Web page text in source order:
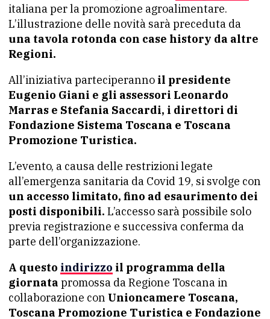
italiana per la promozione agroalimentare.
L’illustrazione delle novità sarà preceduta da
una tavola rotonda con case history da altre
Regioni.
All’iniziativa parteciperanno il presidente
Eugenio Giani e gli assessori Leonardo
Marras e Stefania Saccardi, i direttori di
Fondazione Sistema Toscana e Toscana
Promozione Turistica.
L’evento, a causa delle restrizioni legate
all’emergenza sanitaria da Covid 19, si svolge con
un accesso limitato, fino ad esaurimento dei
posti disponibili. L’accesso sarà possibile solo
previa registrazione e successiva conferma da
parte dell’organizzazione.
A questo indirizzo il programma della
giornata promossa da Regione Toscana in
collaborazione con Unioncamere Toscana,
Toscana Promozione Turistica e Fondazione